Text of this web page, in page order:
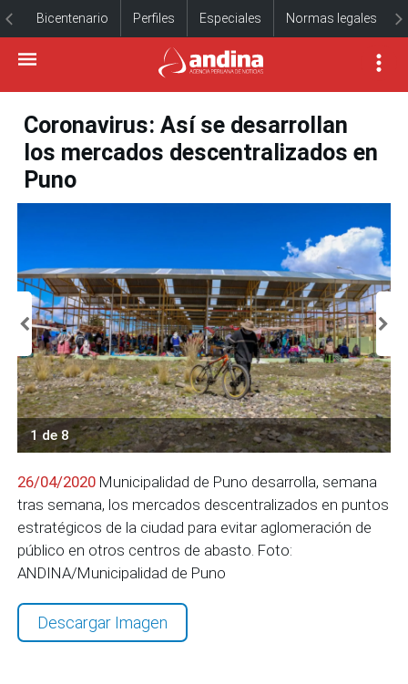
Bicentenario Perfiles Especiales Normas legales
Coronavirus: Así se desarrollan
los mercados descentralizados en
Puno
1 de 8
26/04/2020 Municipalidad de Puno desarrolla, semana
tras semana, los mercados descentralizados en puntos
estratégicos de la ciudad para evitar aglomeración de
público en otros centros de abasto. Foto:
ANDINA/Municipalidad de Puno
Descargar Imagen